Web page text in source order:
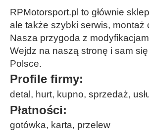
RPMotorsport.pl to głównie
ale także szybki serwis,
Nasza przygoda z
Wejdz na naszą stronę i sam
Polsce.
Profile firmy:
detal, hurt, kupno, sprzedaż,
Płatności:
gotówka, karta, przelew